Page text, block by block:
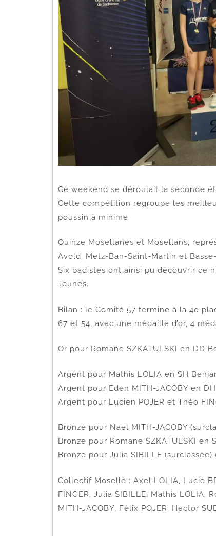
Ce weekend se déroulait la seconde
Cette compétition regroupe les
poussin à minime.
Quinze Mosellanes et Mosellans,
Avold, Metz-Ban-Saint-Martin et
Six badistes ont ainsi pu découvrir ce
Jeunes.
Bilan : le Comité 57 termine à la 4e
67 et 54, avec une médaille d’or, 4
Or pour Romane SZKATULSKI en DD
Argent pour Mathis LOLIA en SH
Argent pour Eden MITH-JACOBY en
Argent pour Lucien POJER et Théo
Bronze pour Naël MITH-JACOBY
Bronze pour Romane SZKATULSKI en
Bronze pour Julia SIBILLE (surclassée)
Collectif Moselle : Axel LOLIA, Lucie
FINGER, Julia SIBILLE, Mathis LOLIA,
MITH-JACOBY, Félix POJER, Hector